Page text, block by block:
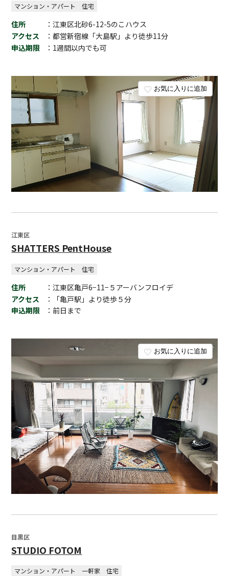
お気に入りに追加
マンション・アパート 住宅
住所
：江東区北砂6-12-5のこハウス
アクセス
：都営新宿線「大島駅」より徒歩11分
申込期限
：1週間以内でも可
お気に入りに追加
江東区
SHATTERS PentHouse
マンション・アパート 住宅
住所
：江東区亀戸6−11−５アーバンフロイデ
アクセス
：「亀戸駅」より徒歩５分
申込期限
：前日まで
目黒区
STUDIO FOTOM
マンション・アパート 一軒家 住宅